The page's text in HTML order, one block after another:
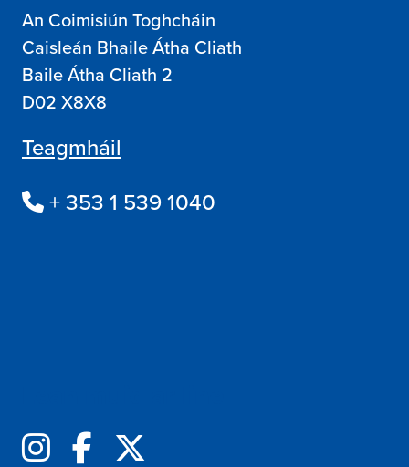
An Coimisiún Toghcháin
Caisleán Bhaile Átha Cliath
Baile Átha Cliath 2
D02 X8X8
Teagmháil
+ 353 1 539 1040